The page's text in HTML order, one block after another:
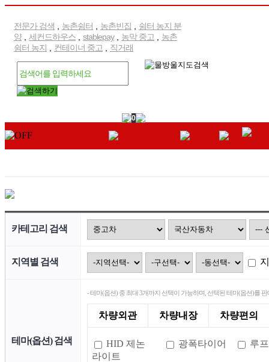
전문가 검색 농촌쉼터 농촌빈집
쉼터 농지 분
양, 세컨드하우스 stablepay, 농막 중고
농촌
쉼터 농지
컨테이너 중고 직거래
0
카테고리 검색
지역별 검색
테마(옵션) 검색
- 테마(옵션) 중 최대 3개까지 선택이 가능하며, 선택된 테마(옵션)를
차량외관 차량내장 차량편의
HID 제논
라이트
광폭타이어 루